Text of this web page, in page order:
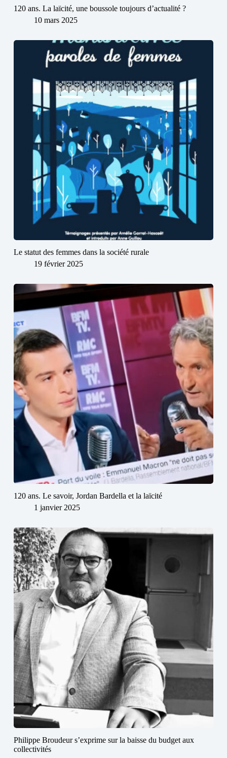
120 ans. La laïcité, une boussole toujours d’actualité ?
10 mars 2025
Le statut des femmes dans la société rurale
19 février 2025
120 ans. Le savoir, Jordan Bardella et la laïcité
1 janvier 2025
Philippe Broudeur s’exprime sur la baisse du budget aux
collectivités